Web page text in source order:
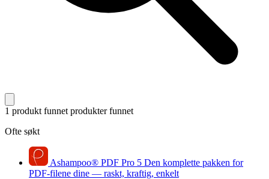
1 produkt funnet produkter funnet
Ofte søkt
Ashampoo® PDF Pro 5 Den komplette pakken for
PDF-filene dine — raskt, kraftig, enkelt